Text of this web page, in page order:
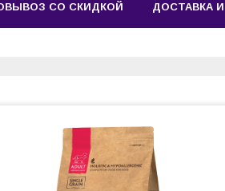
СО СКИДКОЙ ДОСТАВКА